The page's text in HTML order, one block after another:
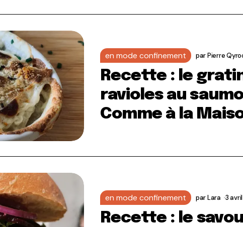
en mode confinement parPierre
Recette : le
ravioles au
Comme à la
en mode confinement parLara 3
Recette : le